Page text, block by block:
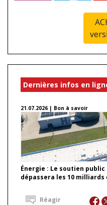
Dernières infos en
21.07.2026 | Bon à savoir
Énergie : Le soutien
dépassera les 10 milliards
Réagir